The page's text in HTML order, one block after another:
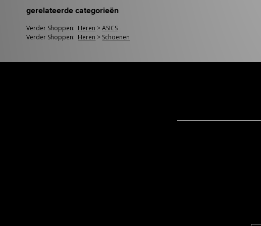
gerelateerde categorieën
Verder Shoppen: Heren >ASICS
Verder Shoppen: Heren > Schoenen